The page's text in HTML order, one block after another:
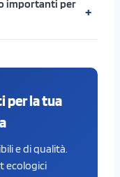
importanti per
per la tua
e di qualità.
ecologici